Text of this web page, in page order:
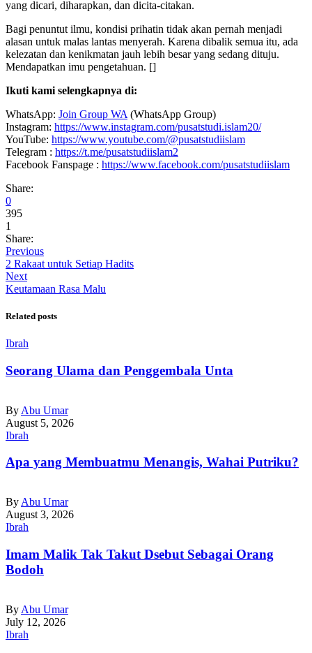
yang dicari, diharapkan, dan dicita-citakan.
Bagi penuntut ilmu, kondisi prihatin tidak akan pernah menjadi
alasan untuk malas lantas menyerah. Karena dibalik semua itu, ada
kelezatan dan kenikmatan jauh lebih besar yang sedang dituju.
Mendapatkan imu pengetahuan. []
Ikuti kami selengkapnya di:
WhatsApp: Join Group WA (WhatsApp Group)
Instagram: https://www.instagram.com/pusatstudi.islam20/
YouTube: https://www.youtube.com/@pusatstudiislam
Telegram : https://t.me/pusatstudiislam2
Facebook Fanspage : https://www.facebook.com/pusatstudiislam
Share:
0
395
1
Share:
Previous
2 Rakaat untuk Setiap Hadits
Next
Keutamaan Rasa Malu
Related posts
Ibrah
Seorang Ulama dan Penggembala Unta
By Abu Umar
August 5, 2026
Ibrah
Apa yang Membuatmu Menangis, Wahai Putriku?
By Abu Umar
August 3, 2026
Ibrah
Imam Malik Tak Takut Dsebut Sebagai Orang
Bodoh
By Abu Umar
July 12, 2026
Ibrah